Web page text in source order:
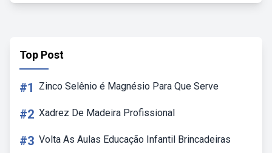
Top Post
#1 Zinco Selênio é Magnésio Para Que Serve
#2 Xadrez De Madeira Profissional
#3 Volta As Aulas Educação Infantil Brincadeiras